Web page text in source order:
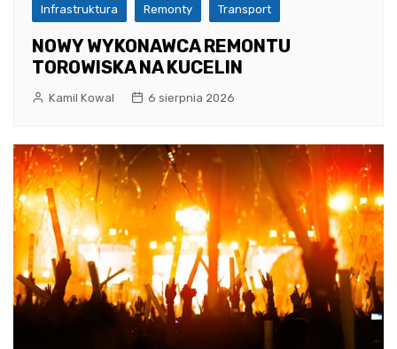
Infrastruktura Remonty Transport
NOWY WYKONAWCA REMONTU
TOROWISKA NA KUCELIN
Kamil Kowal 6 sierpnia 2026